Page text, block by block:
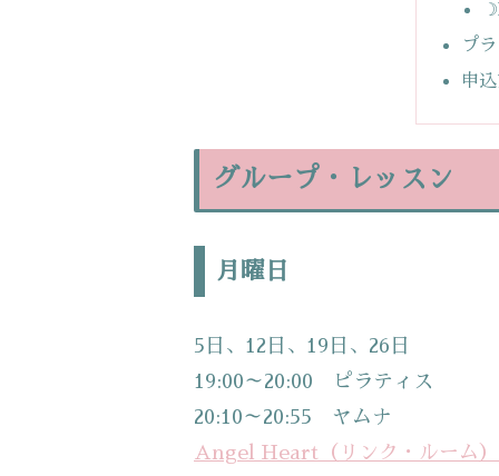
プ
申
グループ・レッスン
月曜日
5日、12日、19日、26日
19:00～20:00 ピラティス
20:10～20:55 ヤムナ
Angel Heart（リンク・ルーム）